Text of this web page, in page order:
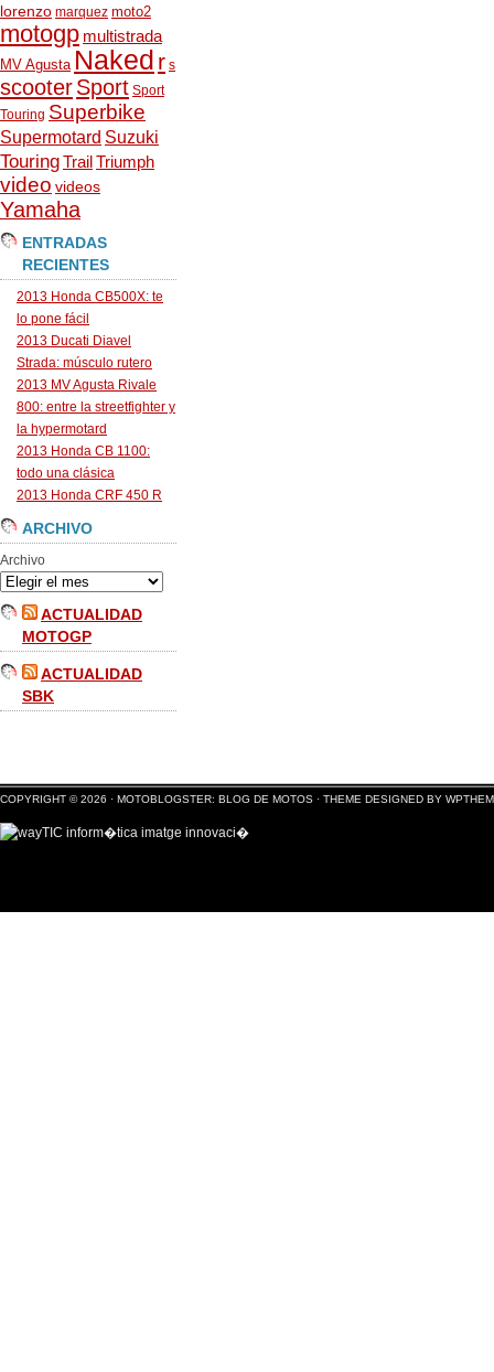
lorenzo marquez moto2
motogp multistrada
MV Agusta Naked r s
scooterSport Sport
Touring Superbike
Supermotard Suzuki
TouringTrailTriumph
video videos
Yamaha
ENTRADAS
RECIENTES
2013 Honda CB500X: te
lo pone fácil
2013 Ducati Diavel
Strada: músculo rutero
2013 MV Agusta Rivale
800: entre la streetfighter y
la hypermotard
2013 Honda CB 1100:
todo una clásica
2013 Honda CRF 450 R
ARCHIVO
Archivo
ACTUALIDAD
MOTOGP
ACTUALIDAD
SBK
COPYRIGHT © 2026 · MOTOBLOGSTER: BLOG DE MOTOS · THEME DESIGNED BY